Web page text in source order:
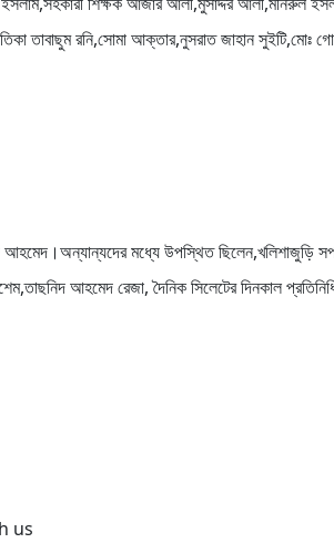
তাবাছুম রনি,সোমা আক্তার,নুসরাত জাহান সুইটি,মোঃ
মধ্যে উপস্থিত ছিলেন,খলিশাজুড়ি
আহমেদ রেজা, দৈনিক সিলেটের দিনকাল